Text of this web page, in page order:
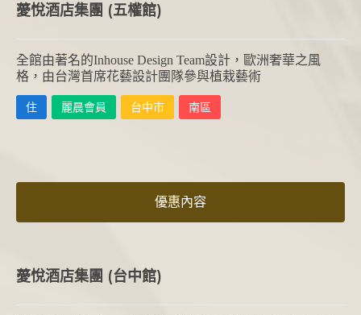
薆悅酒店集團 (五權館)
全館由著名的Inhouse Design Team設計，歐洲奢華之風
格，由台灣首席花藝設計團隊參與植栽藝術
住 麗晨會員 台中市 南區
優惠內容
薆悅酒店集團 (台中館)